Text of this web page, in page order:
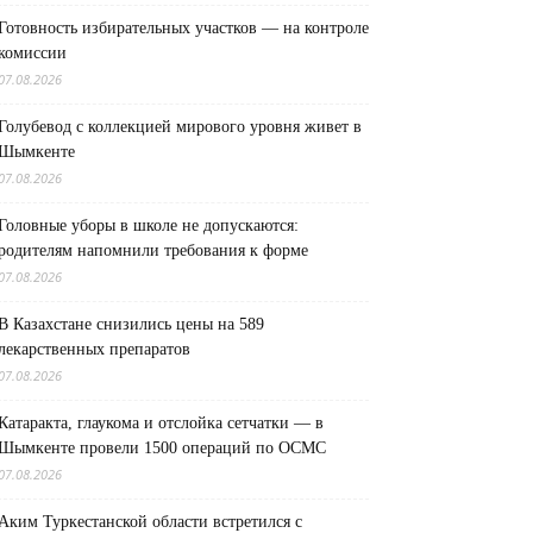
избирательных участков — на контроле
с коллекцией мирового уровня живет в
уборы в школе не допускаются:
напомнили требования к форме
Казахстане снизились цены на 589
препаратов
глаукома и отслойка сетчатки — в
провели 1500 операций по ОСМС
Туркестанской области встретился с